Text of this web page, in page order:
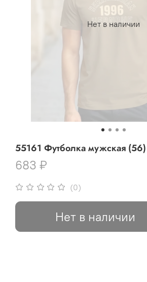
Нет в наличии
(0)
55161 Футболка мужская (56)
683 ₽
Нет в наличии